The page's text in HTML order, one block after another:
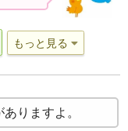
もっと見る
りますよ。